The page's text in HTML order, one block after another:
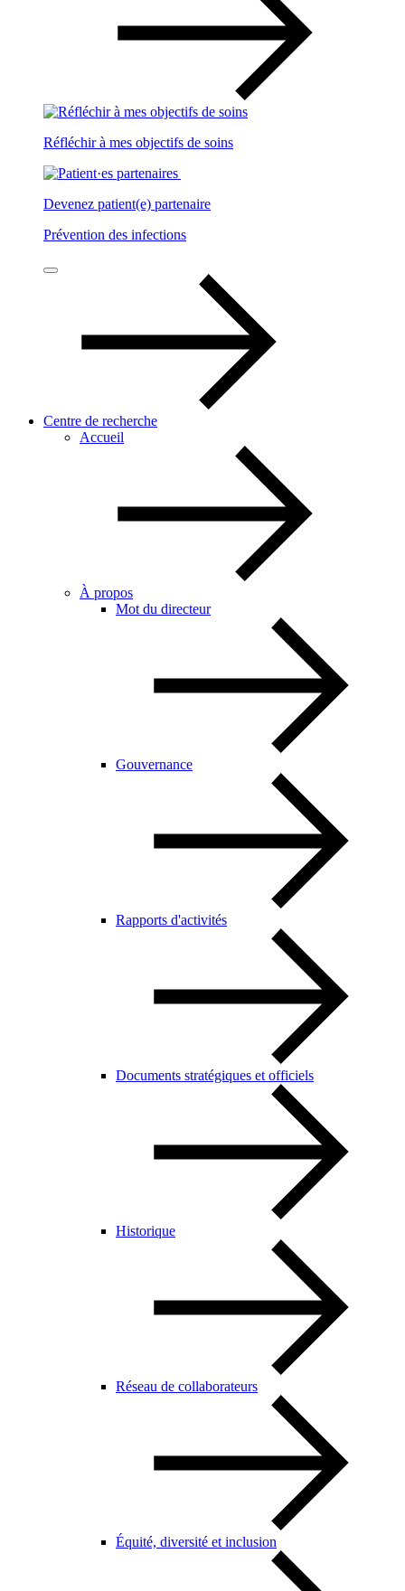
Réfléchir à mes objectifs de soins
Devenez patient(e) partenaire
Prévention des infections
Centre de recherche
Accueil
À propos
Mot du directeur
Gouvernance
Rapports d'activités
Documents stratégiques et officiels
Historique
Réseau de collaborateurs
Équité, diversité et inclusion